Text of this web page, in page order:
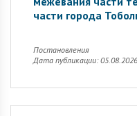
части города
Постановления
Дата публикации: